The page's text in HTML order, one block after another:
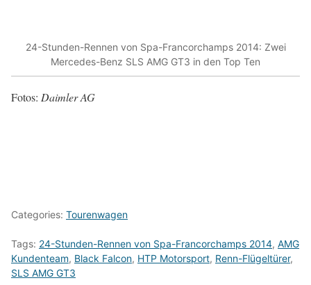
24-Stunden-Rennen von Spa-Francorchamps 2014: Zwei
Mercedes-Benz SLS AMG GT3 in den Top Ten
Fotos: Daimler AG
Categories: Tourenwagen
Tags: 24-Stunden-Rennen von Spa-Francorchamps 2014, AMG
Kundenteam, Black Falcon, HTP Motorsport, Renn-Flügeltürer,
SLS AMG GT3